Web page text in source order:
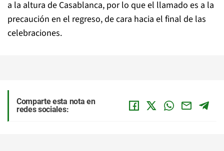
a la altura de Casablanca, por lo que el llamado es a la
precaución en el regreso, de cara hacia el final de las
celebraciones.
Comparte esta nota en
redes sociales: